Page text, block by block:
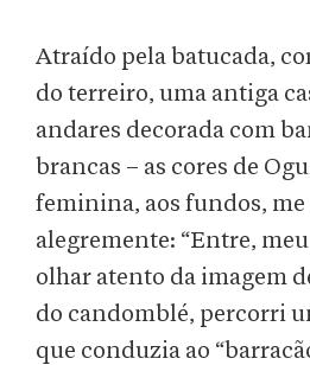
Atraído pela batucada,
do terreiro, uma antiga
andares decorada com
brancas – as cores de
feminina, aos fundos,
alegremente: “Entre,
olhar atento da imagem
do candomblé, percorri
que conduzia ao